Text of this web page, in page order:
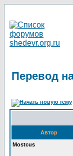
Перевод
Автор
Mostcus